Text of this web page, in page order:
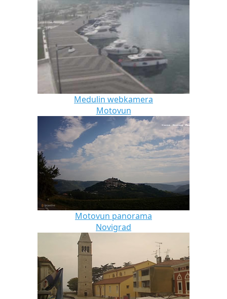
Medulin webkamera
Motovun
Motovun panorama
Novigrad